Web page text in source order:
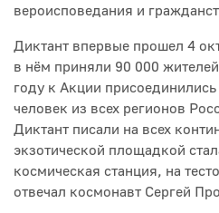
вероисповедания и
Диктант впервые прошел 4
в нём приняли 90 000
году к Акции
человек из всех регионов
Диктант писали на всех
экзотической площадкой
космическая станция, на
отвечал космонавт Сергей